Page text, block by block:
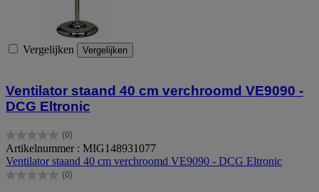
Vergelijken Vergelijken
Ventilator staand 40 cm verchroomd VE9090 -
DCG Eltronic
(0)
0.0
van
de
5
Artikelnummer : MIG148931077
Ventilator staand 40 cm verchroomd VE9090 - DCG Eltronic
(0)
0.0